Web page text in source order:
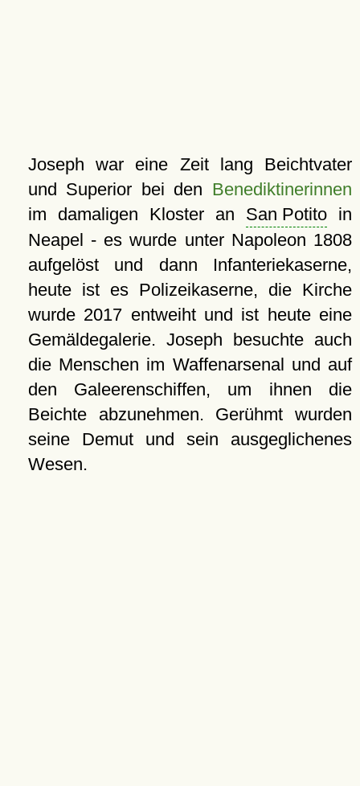
Joseph war eine Zeit lang Beichtvater
und Superior bei den Benediktinerinnen
im damaligen Kloster an San Potitoin
Neapel - es wurde unter Napoleon 1808
aufgelöst und dann Infanteriekaserne,
heute ist es Polizeikaserne, die Kirche
wurde 2017 entweiht und ist heute eine
Gemäldegalerie. Joseph besuchte auch
die Menschen im Waffenarsenal und auf
den Galeerenschiffen, um ihnen die
Beichte abzunehmen. Gerühmt wurden
seine Demut und sein ausgeglichenes
Wesen.